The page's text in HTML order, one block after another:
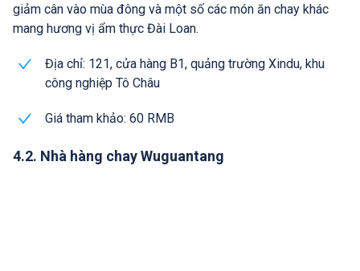
giảm cân vào mùa đông và một số các món ăn chay khác
mang hương vị ẩm thực Đài Loan.
Địa chỉ: 121, cửa hàng B1, quảng trường Xindu, khu
công nghiệp Tô Châu
Giá tham khảo: 60 RMB
4.2. Nhà hàng chay Wuguantang